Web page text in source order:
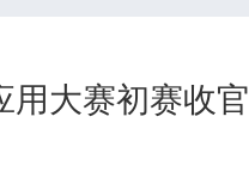
用大赛初赛收官